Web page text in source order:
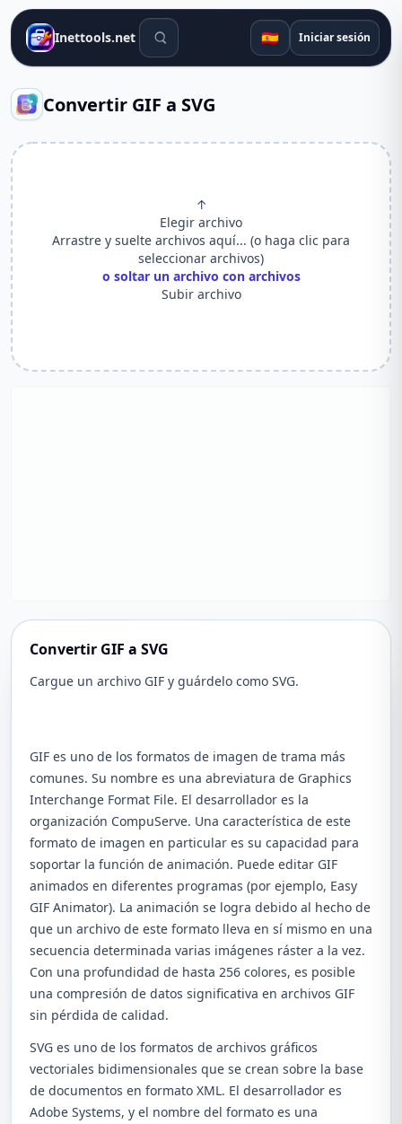
Inettools.net Herramientas de búsqueda
🇪🇸 Iniciar sesión
Convertir GIF a SVG
↑
Elegir archivo
Arrastre y suelte archivos aquí... (o haga clic para
seleccionar archivos)
o soltar un archivo con archivos
Subir archivo
Convertir GIF a SVG
Cargue un archivo GIF y guárdelo como SVG.
GIF es uno de los formatos de imagen de trama más
comunes. Su nombre es una abreviatura de Graphics
Interchange Format File. El desarrollador es la
organización CompuServe. Una característica de este
formato de imagen en particular es su capacidad para
soportar la función de animación. Puede editar GIF
animados en diferentes programas (por ejemplo, Easy
GIF Animator). La animación se logra debido al hecho de
que un archivo de este formato lleva en sí mismo en una
secuencia determinada varias imágenes ráster a la vez.
Con una profundidad de hasta 256 colores, es posible
una compresión de datos significativa en archivos GIF
sin pérdida de calidad.
SVG es uno de los formatos de archivos gráficos
vectoriales bidimensionales que se crean sobre la base
de documentos en formato XML. El desarrollador es
Adobe Systems, y el nombre del formato es una